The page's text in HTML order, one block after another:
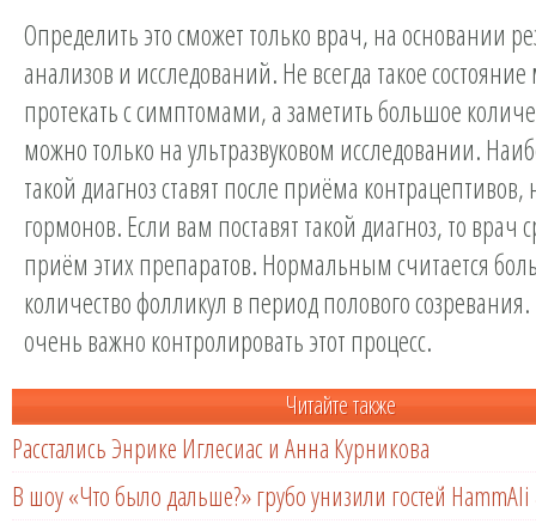
Определить это сможет только врач, на основании
анализов и исследований. Не всегда такое
протекать с симптомами, а заметить большое
можно только на ультразвуковом исследовании.
такой диагноз ставят после приёма контрацептивов,
гормонов. Если вам поставят такой диагноз, то врач
приём этих препаратов. Нормальным считается
количество фолликул в период полового созревания.
очень важно контролировать этот процесс.
Читайте также
Расстались Энрике Иглесиас и Анна Курникова
В шоу «Что было дальше?» грубо унизили гостей HammAli